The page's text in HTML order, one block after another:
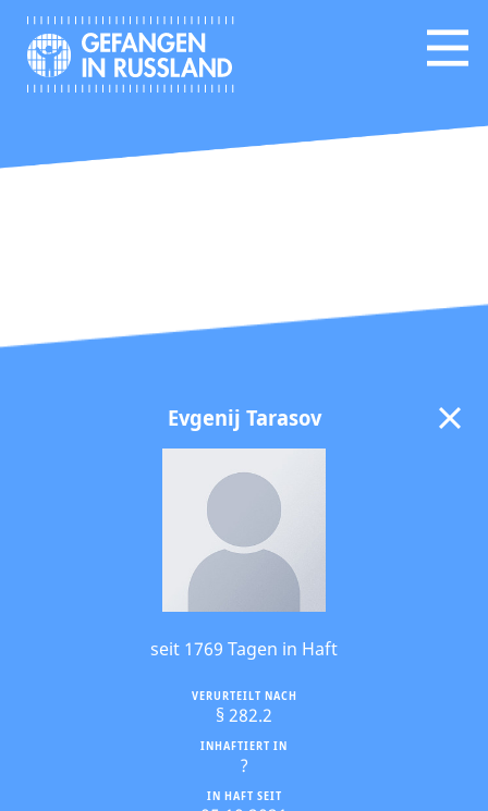
Evgenij Tarasov
seit 1769 Tagen in Haft
IN HAFT SEIT
INHAFTIERT IN
?
VERURTEILT NACH
§ 282.2